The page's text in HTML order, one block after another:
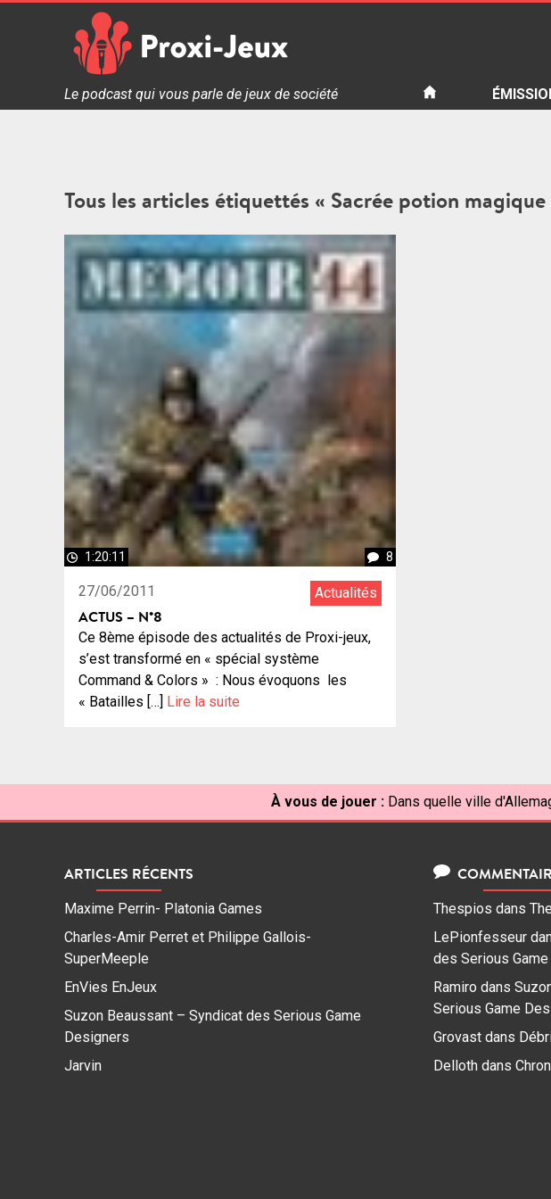
Proxi Jeux - Le podcast qui vous parle de jeux de société
Le podcast qui vous parle de jeux de société
Tous les articles étiquettés « Sacrée potion magique
1:20:11 8
27/06/2011 Actualités
ACTUS – N°8
Ce 8ème épisode des actualités de Proxi-jeux,
s’est transformé en « spécial système
Command & Colors » : Nous évoquons les
« Batailles […] Lire la suite
À vous de jouer : Dans quelle ville
ARTICLES RÉCENTS
Maxime Perrin- Platonia Games
Charles-Amir Perret et Philippe Gallois-
SuperMeeple
EnVies EnJeux
Suzon Beaussant – Syndicat des Serious Game
Designers
Jarvin
Thespios dans
LePionfesseur
des Serious
Ramiro dans
Serious Game
Grovast dans
Delloth dans